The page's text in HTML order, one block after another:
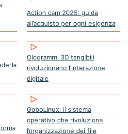
Action cam 2025: guida
all’acquisto per ogni esigenza
Ologrammi 3D tangibili
rivoluzionano l’interazione
digitale
GoboLinux: il sistema
operativo che rivoluziona
l’organizzazione dei file